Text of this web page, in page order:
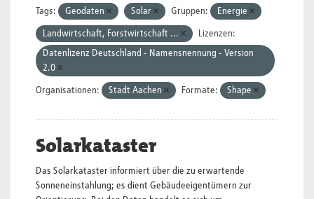
Tags: Geodaten Solar Gruppen: Energie
Landwirtschaft, Forstwirtschaft ...
Lizenzen:
Datenlizenz Deutschland - Namensnennung - Version
2.0
Organisationen: Stadt Aachen Formate: Shape
Solarkataster
Das Solarkataster informiert über die zu erwartende
Sonneneinstahlung; es dient Gebäudeeigentümern zur